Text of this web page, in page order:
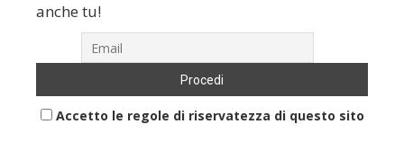
anche tu!
Accetto le regole di riservatezza di questo sito